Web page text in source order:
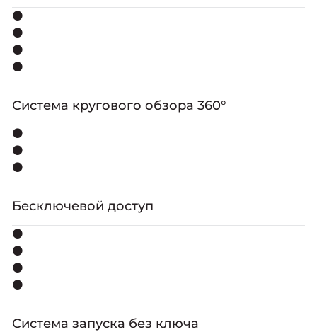
⚫
⚫
⚫
⚫
Система кругового обзора 360°
⚫
⚫
⚫
Бесключевой доступ
⚫
⚫
⚫
⚫
Система запуска без ключа